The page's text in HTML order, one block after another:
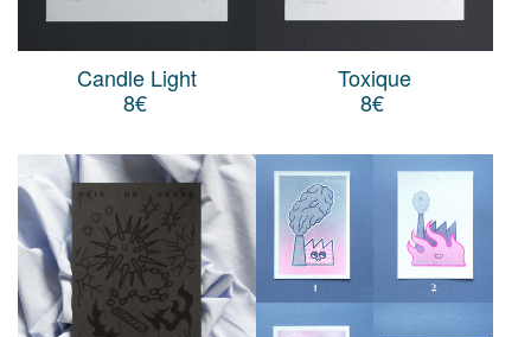
Candle Light
8€
Toxique
8€